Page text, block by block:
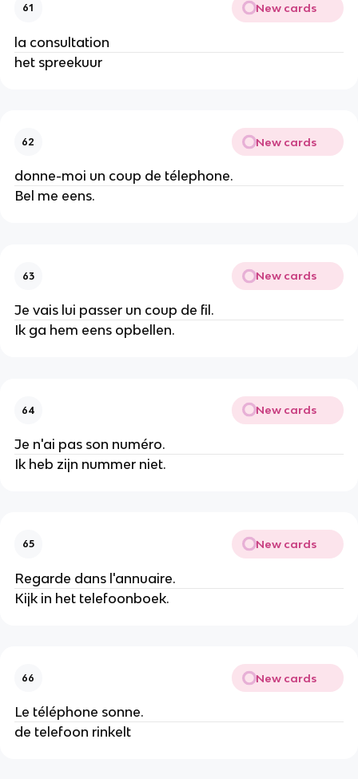
61 New cards
la consultation
het spreekuur
62 New cards
donne-moi un coup de télephone.
Bel me eens.
63 New cards
Je vais lui passer un coup de fil.
Ik ga hem eens opbellen.
64 New cards
Je n'ai pas son numéro.
Ik heb zijn nummer niet.
65 New cards
Regarde dans l'annuaire.
Kijk in het telefoonboek.
66 New cards
Le téléphone sonne.
de telefoon rinkelt